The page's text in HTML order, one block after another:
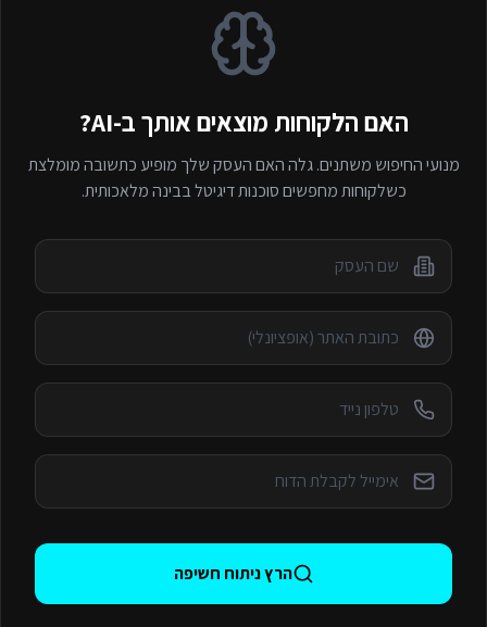
האם הלקוחות מוצאים אותך ב-AI?
מנועי החיפוש משתנים. גלה האם העסק שלך מופיע כתשובה מומלצת
כשלקוחות מחפשיםסוכנות דיגיטלבבינה מלאכותית.
הרץ ניתוח חשיפה